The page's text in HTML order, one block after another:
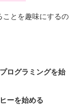
とを趣味にするの
ログラミングを始
ーを始める